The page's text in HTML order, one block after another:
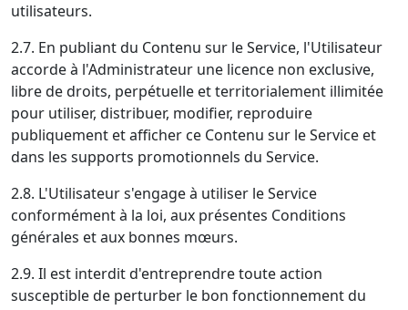
utilisateurs.
2.7. En publiant du Contenu sur le Service, l'Utilisateur
accorde à l'Administrateur une licence non exclusive,
libre de droits, perpétuelle et territorialement illimitée
pour utiliser, distribuer, modifier, reproduire
publiquement et afficher ce Contenu sur le Service et
dans les supports promotionnels du Service.
2.8. L'Utilisateur s'engage à utiliser le Service
conformément à la loi, aux présentes Conditions
générales et aux bonnes mœurs.
2.9. Il est interdit d'entreprendre toute action
susceptible de perturber le bon fonctionnement du